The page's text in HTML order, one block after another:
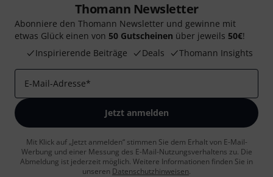
Thomann Newsletter
Abonniere den Thomann Newsletter und gewinne mit
etwas Glück einen von 50 Gutscheinen über jeweils 50€!
Inspirierende Beiträge
Deals Thomann Insights
E-Mail-Adresse*
Jetzt anmelden
Mit Klick auf „Jetzt anmelden“ stimmen Sie dem Erhalt von E-Mail-
Werbung und einer Messung des E-Mail-Nutzungsverhaltens zu. Die
Abmeldung ist jederzeit möglich. Weitere Informationen finden Sie in
unseren Datenschutzhinweisen.